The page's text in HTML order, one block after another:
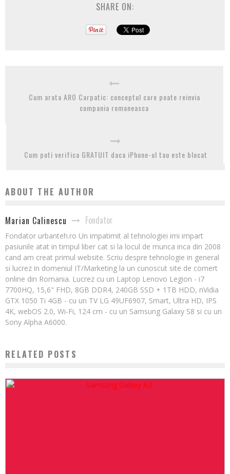
SHARE ON:
Cum arata ARO Carpatic: conceptul care poate reinvia
compania romaneasca
Cum poti verifica GRATUIT daca iPhone-ul tau este blocat
ABOUT THE AUTHOR
Marian Calinescu Fondator
Fondator urbanteh.ro Un impatimit al tehnologiei imi impart
pasiunile atat in timpul liber cat si la locul de munca inca din 2008
cand am creat primul website. Scriu despre tehnologie in general
si lucrez in domeniul IT/Marketing la un cunoscut site de comert
online din Romania. Lucrez cu un Laptop Lenovo Legion - i7
7700HQ, 15,6" FHD, 8GB DDR4, 240GB SSD + 1TB HDD, nVidia
GTX 1050 Ti 4GB - cu un TV LG 49UF6907, Smart, Ultra HD, IPS
4K, webOS 2.0, Wi-Fi, 124 cm - cu un Samsung Galaxy S8 si cu un
Sony Alpha A6000.
RELATED POSTS